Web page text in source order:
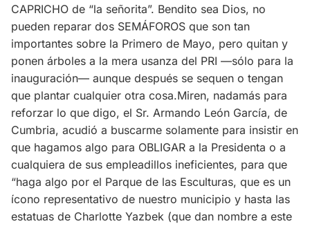
CAPRICHO de “la señorita”. Bendito sea Dios, no
pueden reparar dos SEMÁFOROS que son tan
importantes sobre la Primero de Mayo, pero quitan y
ponen árboles a la mera usanza del PRI —sólo para la
inauguración— aunque después se sequen o tengan
que plantar cualquier otra cosa.Miren, nadamás para
reforzar lo que digo, el Sr. Armando León García, de
Cumbria, acudió a buscarme solamente para insistir en
que hagamos algo para OBLIGAR a la Presidenta o a
cualquiera de sus empleadillos ineficientes, para que
“haga algo por el Parque de las Esculturas, que es un
ícono representativo de nuestro municipio y hasta las
estatuas de Charlotte Yazbek (que dan nombre a este